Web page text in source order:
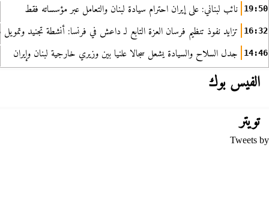
19:50 نائب لبناني: على إيران احترام سيادة لبنان والتعامل عبر مؤسساته فقط
16:32 تزايد نفوذ تنظيم فرسان العزة التابع لـ داعش في فرنسا: أنشطة تجنيد
14:46 جدل السلاح والسيادة يشعل سجالا علنيا بين وزيري خارجية لبنان وإيران
الفيس بوك
تويتر
Tweets by